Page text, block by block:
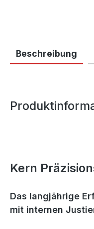
Beschreibung
Kern
Das langjährige
mit internen